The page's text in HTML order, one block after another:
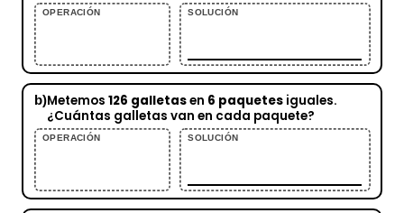
OPERACIÓN SOLUCIÓN
b)Metemos 126 galletasen 6 paquetesiguales.
¿Cuántas galletas van en cada paquete?
OPERACIÓN SOLUCIÓN